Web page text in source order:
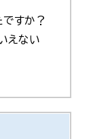
ですか？
えない